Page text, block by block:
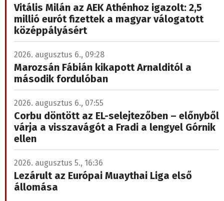
Vitális Milán az AEK Athénhoz igazolt: 2,5
millió eurót fizettek a magyar válogatott
középpályásért
2026. augusztus 6., 09:28
Marozsán Fábián kikapott Arnalditól a
második fordulóban
2026. augusztus 6., 07:55
Corbu döntött az EL-selejtezőben – előnyből
várja a visszavágót a Fradi a lengyel Górnik
ellen
2026. augusztus 5., 16:36
Lezárult az Európai Muaythai Liga első
állomása